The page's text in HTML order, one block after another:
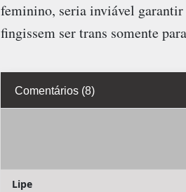
feminino, seria inviável garantir
fingissem ser trans somente
Comentários (8)
Lipe